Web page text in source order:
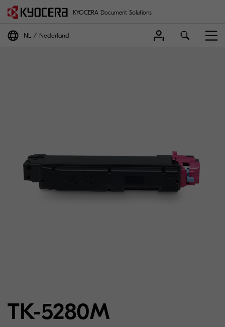
KYOCERA Document Solutions
NL Nederland
TK-5280M